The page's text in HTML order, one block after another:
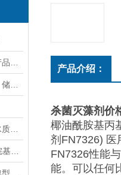
产品介绍：
杀菌灭藻剂价
椰油酰胺基丙
剂FN7326) 医
FN7326性能
能。可以任何